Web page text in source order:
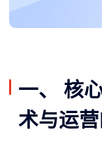
一、 核
术与运